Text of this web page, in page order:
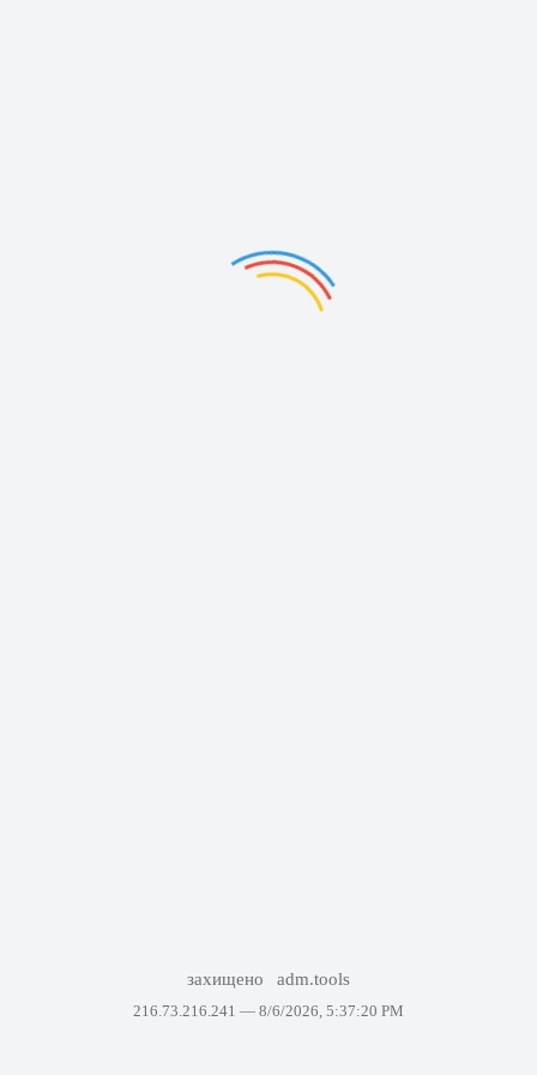
захищено adm.tools
216.73.216.241 — 8/6/2026, 5:37:20 PM